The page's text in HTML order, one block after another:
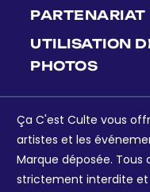
PARTENARIAT
UTILISATION
PHOTOS
Ça C'est Culte vous
artistes et les
Marque déposée.
strictement interdite et